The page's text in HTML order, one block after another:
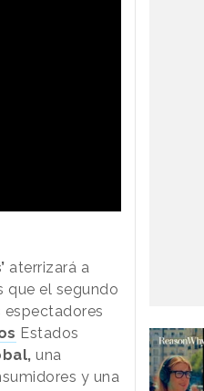
aterrizará a
que el segundo
espectadores
Estados
una
y una